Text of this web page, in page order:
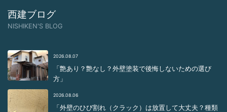
西建ブログ
NISHIKEN'S BLOG
2026.08.07
「艶あり？艶なし？外壁塗装で後悔しないための選び
方」
2026.08.06
「外壁のひび割れ（クラック）は放置して大丈夫？種類